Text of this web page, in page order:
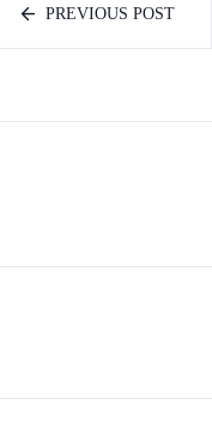
PREVIOUS POST